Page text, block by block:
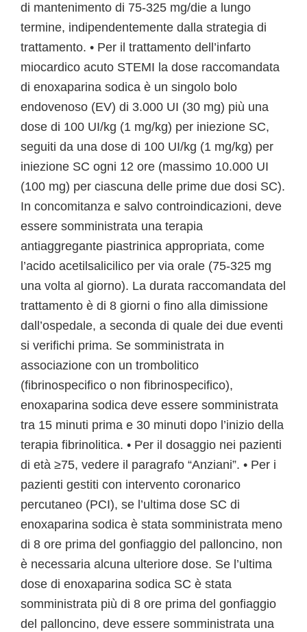
di mantenimento di 75-325 mg/die a lungo
termine, indipendentemente dalla strategia di
trattamento. • Per il trattamento dell’infarto
miocardico acuto STEMI la dose raccomandata
di enoxaparina sodica è un singolo bolo
endovenoso (EV) di 3.000 UI (30 mg) più una
dose di 100 UI/kg (1 mg/kg) per iniezione SC,
seguiti da una dose di 100 UI/kg (1 mg/kg) per
iniezione SC ogni 12 ore (massimo 10.000 UI
(100 mg) per ciascuna delle prime due dosi SC).
In concomitanza e salvo controindicazioni, deve
essere somministrata una terapia
antiaggregante piastrinica appropriata, come
l’acido acetilsalicilico per via orale (75-325 mg
una volta al giorno). La durata raccomandata del
trattamento è di 8 giorni o fino alla dimissione
dall’ospedale, a seconda di quale dei due eventi
si verifichi prima. Se somministrata in
associazione con un trombolitico
(fibrinospecifico o non fibrinospecifico),
enoxaparina sodica deve essere somministrata
tra 15 minuti prima e 30 minuti dopo l’inizio della
terapia fibrinolitica. • Per il dosaggio nei pazienti
di età ≥75, vedere il paragrafo “Anziani”. • Per i
pazienti gestiti con intervento coronarico
percutaneo (PCI), se l’ultima dose SC di
enoxaparina sodica è stata somministrata meno
di 8 ore prima del gonfiaggio del palloncino, non
è necessaria alcuna ulteriore dose. Se l’ultima
dose di enoxaparina sodica SC è stata
somministrata più di 8 ore prima del gonfiaggio
del palloncino, deve essere somministrata una